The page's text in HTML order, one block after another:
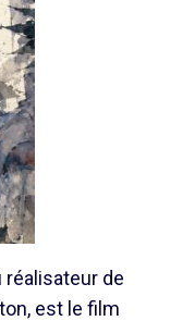
réalisateur de
est le film